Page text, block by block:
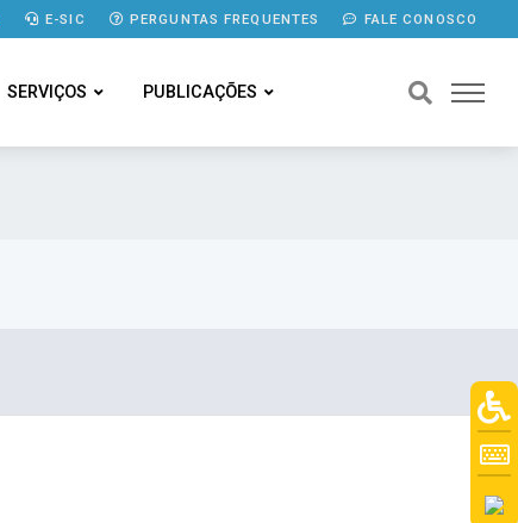
E-SIC PERGUNTAS FREQUENTES FALE CONOSCO
SERVIÇOS PUBLICAÇÕES